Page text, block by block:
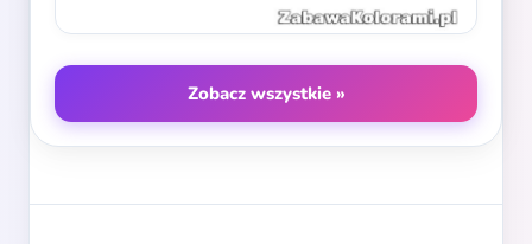
Zobacz wszystkie »